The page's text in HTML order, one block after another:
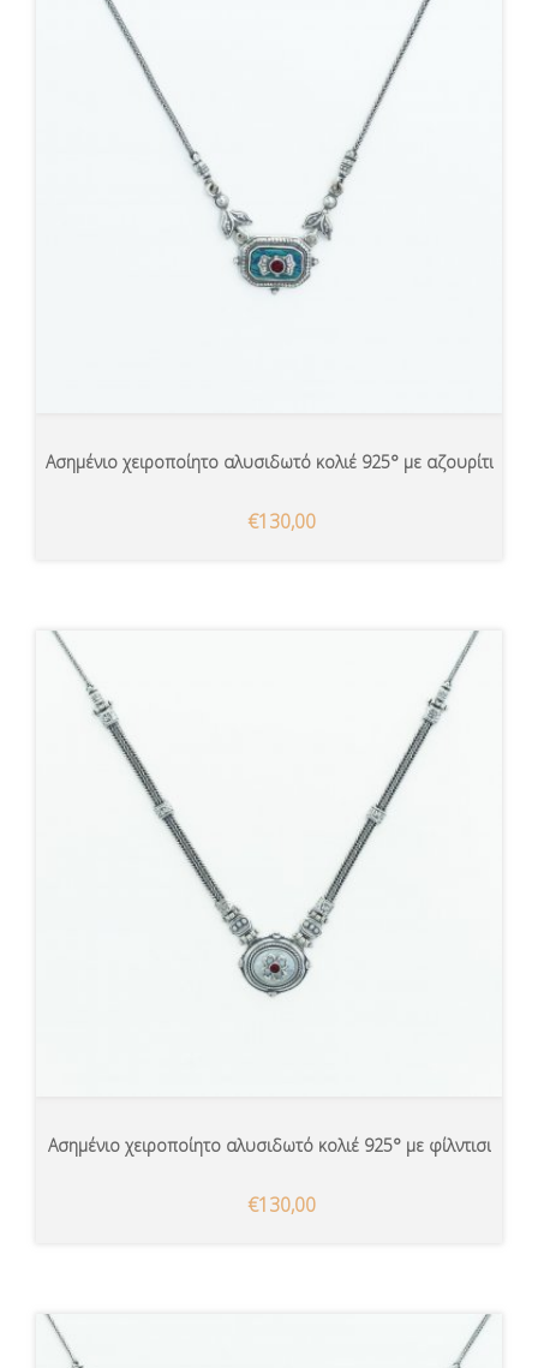
Ασημένιο χειροποίητο αλυσιδωτό κολιέ 925° με αζουρίτι
€130,00
Ασημένιο χειροποίητο αλυσιδωτό κολιέ 925° με φίλντισι
€130,00